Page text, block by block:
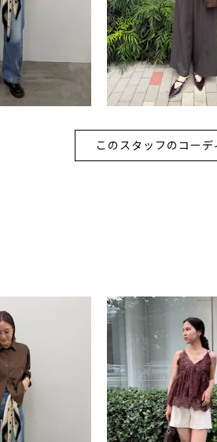
このスタッフのコー